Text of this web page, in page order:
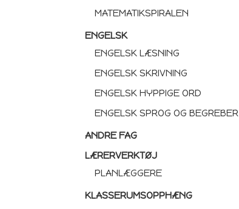
MATEMATIKSPIRALEN
ENGELSK
ENGELSK LÆSNING
ENGELSK SKRIVNING
ENGELSK HYPPIGE ORD
ENGELSK SPROG OG BEGREBER
ANDRE FAG
LÆRERVERKTØJ
PLANLÆGGERE
KLASSERUMSOPPHÆNG